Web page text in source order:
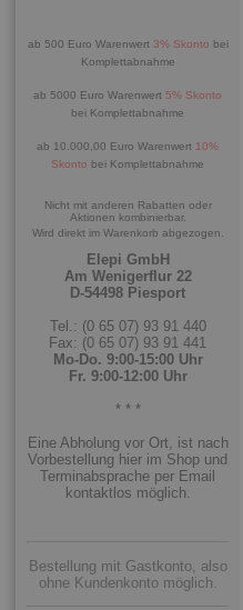
ab 500 Euro Warenwert 3% Skonto bei
Komplettabnahme
ab 5000 Euro Warenwert 5% Skonto
bei Komplettabnahme
ab 10.000,00 Euro Warenwert 10%
Skonto bei Komplettabnahme
Nicht mit anderen Rabatten oder
Aktionen kombinierbar.
Wird direkt im Warenkorb abgezogen.
Elepi GmbH
Am Wenigerflur 22
D-54498 Piesport
Tel.: (0 65 07) 93 91 440
Fax: (0 65 07) 93 91 441
Mo-Do. 9:00-15:00 Uhr
Fr. 9:00-12:00 Uhr
* * *
Eine Abholung vor Ort, ist nach
Vorbestellung hier im Shop und
Terminabsprache per Email
kontaktlos möglich.
Bestellung mit Gastkonto, also
ohne Kundenkonto möglich.